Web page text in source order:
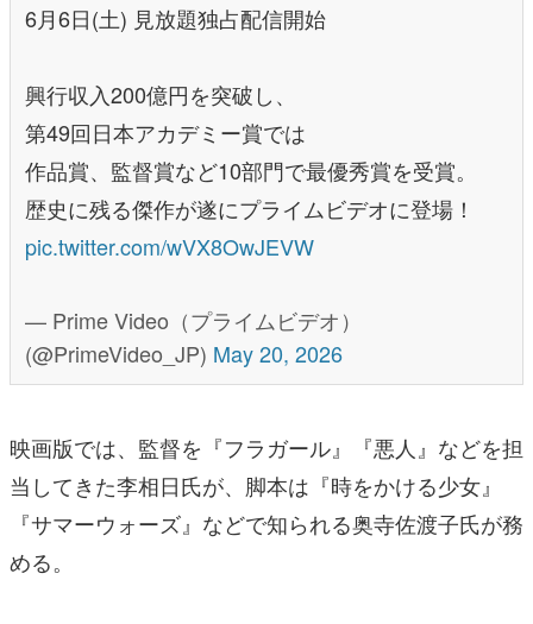
6月6日(土) 見放題独占配信開始
興行収入200億円を突破し、
第49回日本アカデミー賞では
作品賞、監督賞など10部門で最優秀賞を受賞。
歴史に残る傑作が遂にプライムビデオに登場！
pic.twitter.com/wVX8OwJEVW
— Prime Video（プライムビデオ）
(@PrimeVideo_JP) May 20, 2026
映画版では、監督を『フラガール』『悪人』などを担
当してきた李相日氏が、脚本は『時をかける少女』
『サマーウォーズ』などで知られる奥寺佐渡子氏が務
める。